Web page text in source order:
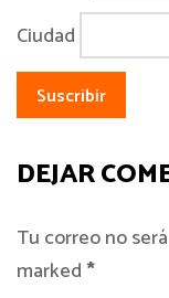
Ciudad
DEJAR
Tu correo no
marked*